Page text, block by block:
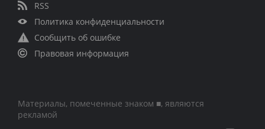
RSS
Политика конфиденциальности
Сообщить об ошибке
Правовая информация
Материалы, помеченные знаком ■, являются
рекламой